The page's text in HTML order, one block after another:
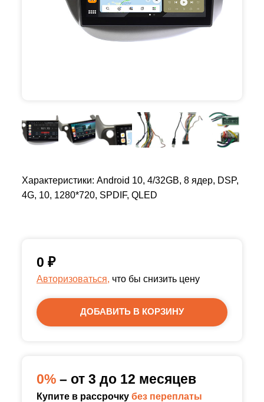
Характеристики: Android 10, 4/32GB, 8 ядер, DSP,
4G, 10, 1280*720, SPDIF, QLED
0 ₽
Авторизоваться, что бы снизить цену
ДОБАВИТЬ В КОРЗИНУ
0% – от 3 до 12 месяцев
Купите в рассрочку без переплаты